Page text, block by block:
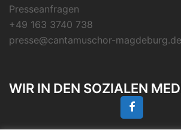
Presseanfragen
+49 163 3740 738
presse@cantamuschor-magdeburg.de
WIR IN DEN SOZIALEN